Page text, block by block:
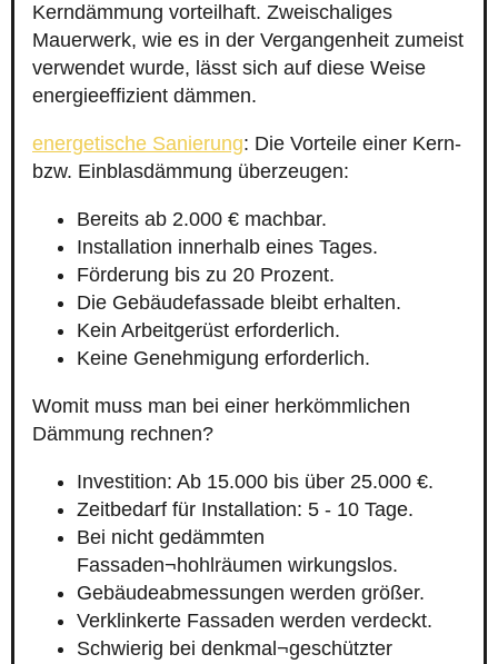
Kerndämmung vorteilhaft. Zweischaliges
Mauerwerk, wie es in der Vergangenheit zumeist
verwendet wurde, lässt sich auf diese Weise
energieeffizient dämmen.
energetische Sanierung: Die Vorteile einer Kern-
bzw. Einblasdämmung überzeugen:
Bereits ab 2.000 € machbar.
Installation innerhalb eines Tages.
Förderung bis zu 20 Prozent.
Die Gebäudefassade bleibt erhalten.
Kein Arbeitgerüst erforderlich.
Keine Genehmigung erforderlich.
Womit muss man bei einer herkömmlichen
Dämmung rechnen?
Investition: Ab 15.000 bis über 25.000 €.
Zeitbedarf für Installation: 5 - 10 Tage.
Bei nicht gedämmten
Fassaden¬hohlräumen wirkungslos.
Gebäudeabmessungen werden größer.
Verklinkerte Fassaden werden verdeckt.
Schwierig bei denkmal¬geschützter